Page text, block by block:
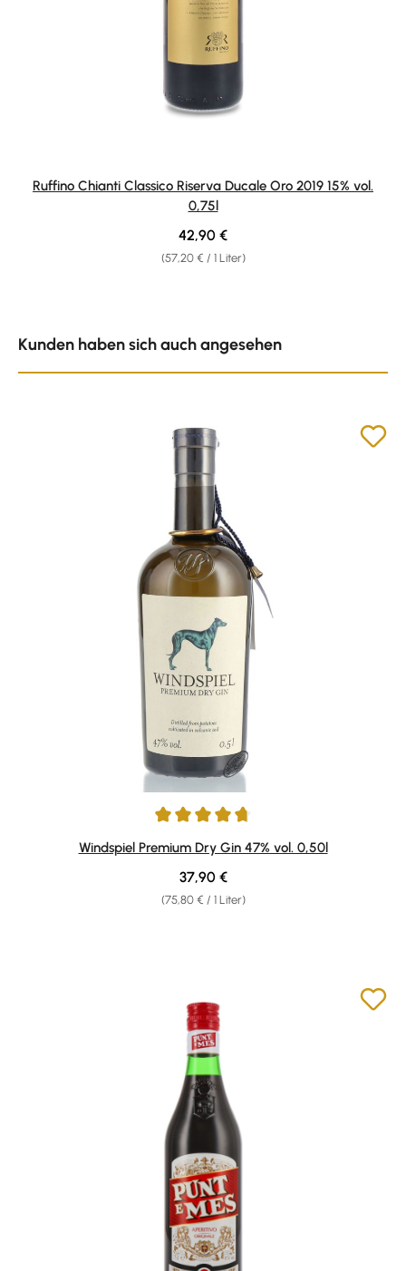
Ruffino Chianti Classico Riserva Ducale Oro 2019 15% vol.
0,75l
(57,20 € / 1 Liter)
Regulärer Preis:
42,90 €
Kunden haben sich auch angesehen
Durchschnittliche Bewertung von 4.77 von 5 Sternen
Windspiel Premium Dry Gin 47% vol. 0,50l
(75,80 € / 1 Liter)
Regulärer Preis:
37,90 €